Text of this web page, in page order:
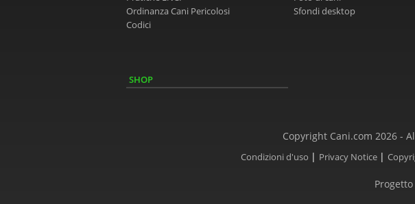
Ordinanza Cani Pericolosi
Codici
Sfondi desktop
SHOP
Copyright Cani.com 2026 -
Condizioni d'uso | Privacy Notice |